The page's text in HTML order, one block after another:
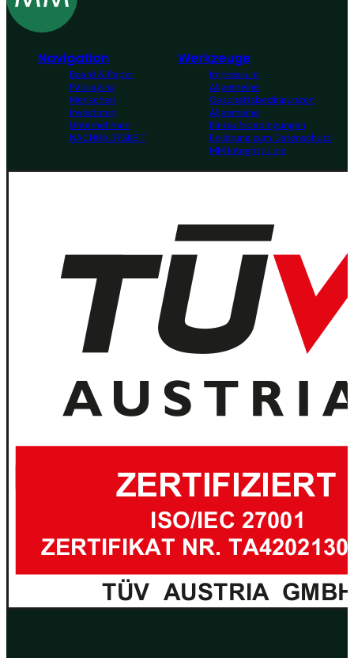
Navigation
Board & Paper
Packaging
Menschen
Investoren
Unternehmen
NACHHALTIGKEIT
Werkzeuge
Impressum
Allgemeine
Geschäftsbedingungen
Allgemeine
Einkaufsbedingungen
Erklärung zum Datenschutz
MM Integrity Line